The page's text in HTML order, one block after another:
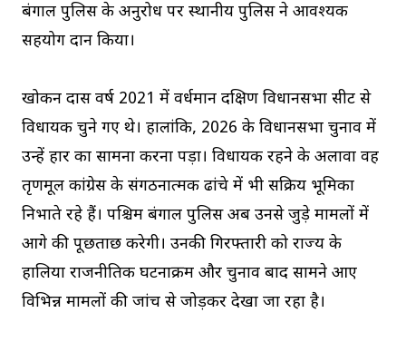
बंगाल पुलिस के अनुरोध पर स्थानीय पुलिस ने आवश्यक
सहयोग प्रदान किया।
खोकन दास वर्ष 2021 में वर्धमान दक्षिण विधानसभा सीट से
विधायक चुने गए थे। हालांकि, 2026 के विधानसभा चुनाव में
उन्हें हार का सामना करना पड़ा। विधायक रहने के अलावा वह
तृणमूल कांग्रेस के संगठनात्मक ढांचे में भी सक्रिय भूमिका
निभाते रहे हैं। पश्चिम बंगाल पुलिस अब उनसे जुड़े मामलों में
आगे की पूछताछ करेगी। उनकी गिरफ्तारी को राज्य के
हालिया राजनीतिक घटनाक्रम और चुनाव बाद सामने आए
विभिन्न मामलों की जांच से जोड़कर देखा जा रहा है।